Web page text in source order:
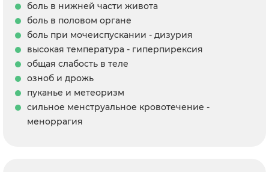
боль в нижней части живота
боль в половом органе
боль при мочеиспускании - дизурия
высокая температура - гиперпирексия
общая слабость в теле
озноб и дрожь
пуканье и метеоризм
сильное менструальное кровотечение -
меноррагия